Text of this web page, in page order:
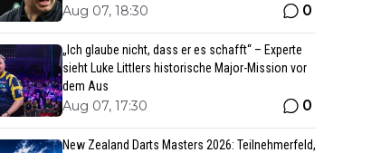
Aug 07, 18:30 0
„Ich glaube nicht, dass er es schafft“ – Experte
sieht Luke Littlers historische Major-Mission vor
dem Aus
Aug 07, 17:30 0
New Zealand Darts Masters 2026: Teilnehmerfeld,